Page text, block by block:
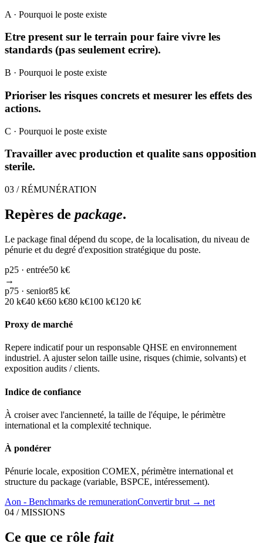
A · Pourquoi le poste existe
Etre present sur le terrain pour faire vivre les
standards (pas seulement ecrire).
B · Pourquoi le poste existe
Prioriser les risques concrets et mesurer les effets des
actions.
C · Pourquoi le poste existe
Travailler avec production et qualite sans opposition
sterile.
03 / RÉMUNÉRATION
Repères de package.
Le package final dépend du scope, de la localisation, du niveau de
pénurie et du degré d'exposition stratégique du poste.
p25 · entrée50 k€
→
p75 · senior85 k€
20 k€40 k€60 k€80 k€100 k€120 k€
Proxy de marché
Repere indicatif pour un responsable QHSE en environnement
industriel. A ajuster selon taille usine, risques (chimie, solvants) et
exposition audits / clients.
Indice de confiance
À croiser avec l'ancienneté, la taille de l'équipe, le périmètre
international et la complexité technique.
À pondérer
Pénurie locale, exposition COMEX, périmètre international et
structure du package (variable, BSPCE, intéressement).
Aon - Benchmarks de remunerationConvertir brut → net
04 / MISSIONS
Ce que ce rôle fait